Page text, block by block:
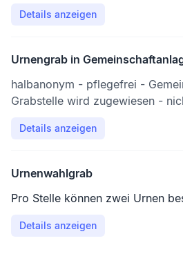
Details anzeigen
Urnengrab in
halbanonym - pflegefrei -
Grabstelle wird zugewiesen -
Details anzeigen
Urnenwahlgrab
Pro Stelle können zwei Urnen
Details anzeigen